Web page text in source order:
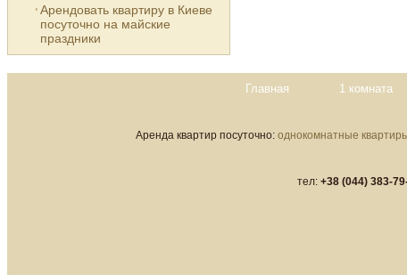
Арендовать квартиру в Киеве
посуточно на майские
праздники
Главная 1 комната
Аренда квартир посуточно: однокомнатные
тел: +38 (044) 383-